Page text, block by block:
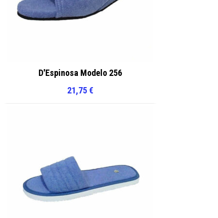
D'Espinosa Modelo 256
21,75€